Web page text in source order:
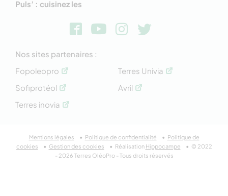
Puls’ : cuisinez les
Nos sites partenaires :
Fopoleopro
Sofiprotéol
Terres inovia
Terres Univia
Avril
Mentions légales Politique de confidentialité
Politique de
cookies
Gestion des cookies Réalisation Hippocampe
© 2022
- 2026 Terres OléoPro - Tous droits réservés